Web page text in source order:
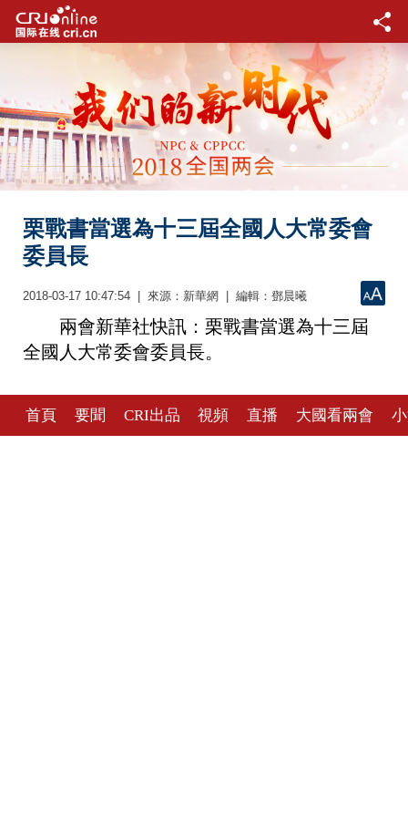
栗戰書當選為十三屆全國人大常委會
委員長
2018-03-17 10:47:54 | 來源：新華網 | 編輯：鄧晨曦
兩會新華社快訊：栗戰書當選為十三屆
全國人大常委會委員長。
首頁 要聞 CRI出品 視頻 直播 大國看兩會